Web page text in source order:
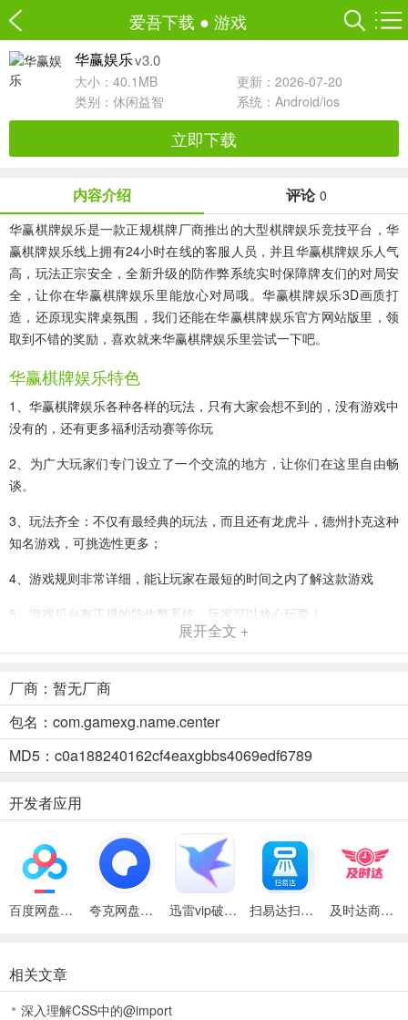
爱吾下载 ● 游戏
华赢娱乐v3.0
大小：40.1MB
更新：2026-07-20
类别： 休闲益智 系统：Android/ios
立即下载
内容介绍 评论 0
华赢棋牌娱乐是一款正规棋牌厂商推出的大型棋牌娱乐竞技平台，华
赢棋牌娱乐线上拥有24小时在线的客服人员，并且华赢棋牌娱乐人气
高，玩法正宗安全，全新升级的防作弊系统实时保障牌友们的对局安
全，让你在华赢棋牌娱乐里能放心对局哦。华赢棋牌娱乐3D画质打
造，还原现实牌桌氛围，我们还能在华赢棋牌娱乐官方网站版里，领
取到不错的奖励，喜欢就来华赢棋牌娱乐里尝试一下吧。
华赢棋牌娱乐特色
1、华赢棋牌娱乐各种各样的玩法，只有大家会想不到的，没有游戏中
没有的，还有更多福利活动赛等你玩
2、为广大玩家们专门设立了一个交流的地方，让你们在这里自由畅
谈。
3、玩法齐全：不仅有最经典的玩法，而且还有龙虎斗，德州扑克这种
知名游戏，可挑选性更多；
4、游戏规则非常详细，能让玩家在最短的时间之内了解这款游戏
5、游戏后台有正规的防作弊系统，玩家可以放心玩耍！
1、游戏官方会不定期的举办各种比赛活动，每一个玩家都可以去踊跃
报名参加，赢取百万金币红包、话费等等
2、人性化设计的操作系统，轻松点击，还有真人美女荷官在线发牌，
使用各种动态表情互动，竞技聊天两不误，还可以轻松交友哦！
3、支持同城匹配玩法，说不定还可以挑战熟悉的人
4、对战加注功能，让你在获胜之后获得双倍的奖励和乐趣。
5、不同竞技水平，可以选择不同竞技场次，适合提升自身牌技。
华赢棋牌娱乐优势
2、华赢棋牌娱乐精致到位的场景设置，玩家代入感十分强烈
3、没有任何可以充钱的玩法，玩家在线赚钱，下载该棋牌就可以成为
展开全文 +
厂商：暂无厂商
包名：com.gamexg.name.center
MD5：c0a188240162cf4eaxgbbs4069edf6789
开发者应用
百度网盘绿色免安装Pc电脑版 夸克网盘官方正式版 迅雷vip破解版永久会员2024版 扫易达扫描仪最新安卓版 及时达商家(同城配送App)
相关文章
深入理解CSS中的@import